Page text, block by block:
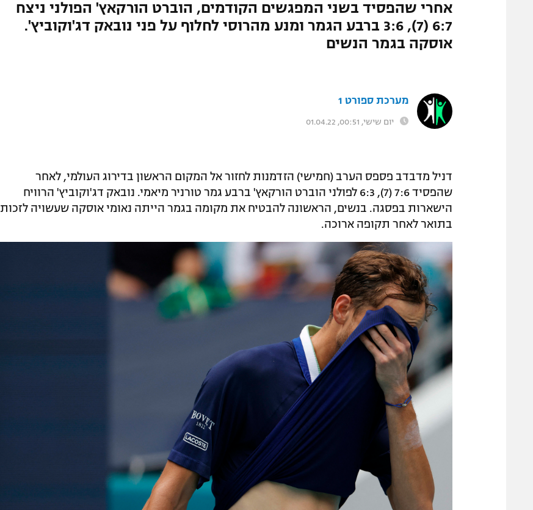
אחרי שהפסיד בשני המפגשים הקודמים, הוברט הורקאץ' הפולני ניצח
6:7 (7), 3:6 ברבע הגמר ומנע מהרוסי לחלוף על פני נובאק דג'וקוביץ'.
אוסקה בגמר הנשים
מערכת ספורט 1
יום שישי, 00:51, 01.04.22
דניל מדבדב פספס הערב (חמישי) הזדמנות לחזור אל המקום הראשון בדירוג העולמי, לאחר
שהפסיד 7:6 (7), 6:3 לפולני הוברט הורקאץ' ברבע גמר טורניר מיאמי. נובאק דג'וקוביץ' הרוויח
הישארות בפסגה. בנשים, הראשונה להבטיח את מקומה בגמר הייתה נאומי אוסקה שעשויה לזכות
בתואר לאחר תקופה ארוכה.